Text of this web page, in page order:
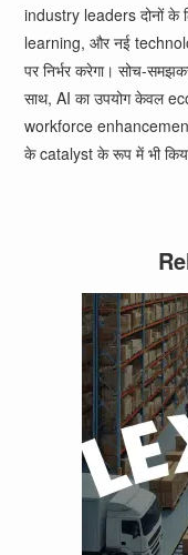
industry leaders दोनों के
learning, और नई
पर निर्भर करेगा। सोच-
साथ, AI का उपयोग केवल
workforce
के catalyst के रूप में भी